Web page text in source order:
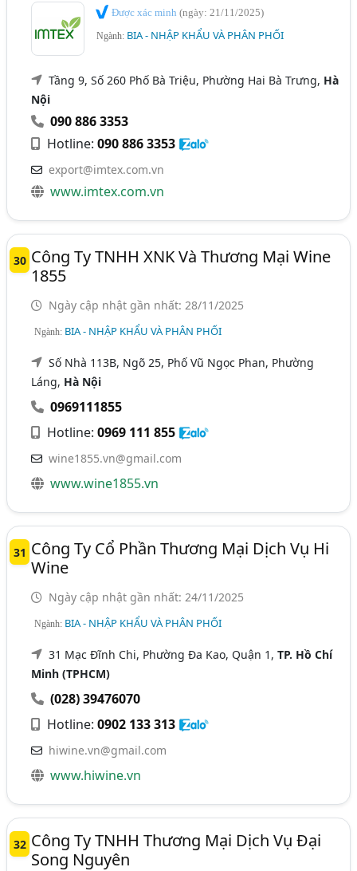
Được xác minh(ngày: 21/11/2025)
Ngành: BIA - NHẬP KHẨU VÀ PHÂN PHỐI
Tầng 9, Số 260 Phố Bà Triệu, Phường Hai Bà Trưng, Hà
Nội
090 886 3353
Hotline:090 886 3353
export@imtex.com.vn
www.imtex.com.vn
30 Công Ty TNHH XNK Và Thương Mại Wine
1855
Ngày cập nhật gần nhất: 28/11/2025
Ngành: BIA - NHẬP KHẨU VÀ PHÂN PHỐI
Số Nhà 113B, Ngõ 25, Phố Vũ Ngọc Phan, Phường
Láng, Hà Nội
0969111855
Hotline:0969 111 855
wine1855.vn@gmail.com
www.wine1855.vn
31 Công Ty Cổ Phần Thương Mại Dịch Vụ Hi
Wine
Ngày cập nhật gần nhất: 24/11/2025
Ngành: BIA - NHẬP KHẨU VÀ PHÂN PHỐI
31 Mạc Đĩnh Chi, Phường Đa Kao, Quận 1,TP. Hồ Chí
Minh (TPHCM)
(028) 39476070
Hotline:0902 133 313
hiwine.vn@gmail.com
www.hiwine.vn
32 Công Ty TNHH Thương Mại Dịch Vụ Đại
Song Nguyên